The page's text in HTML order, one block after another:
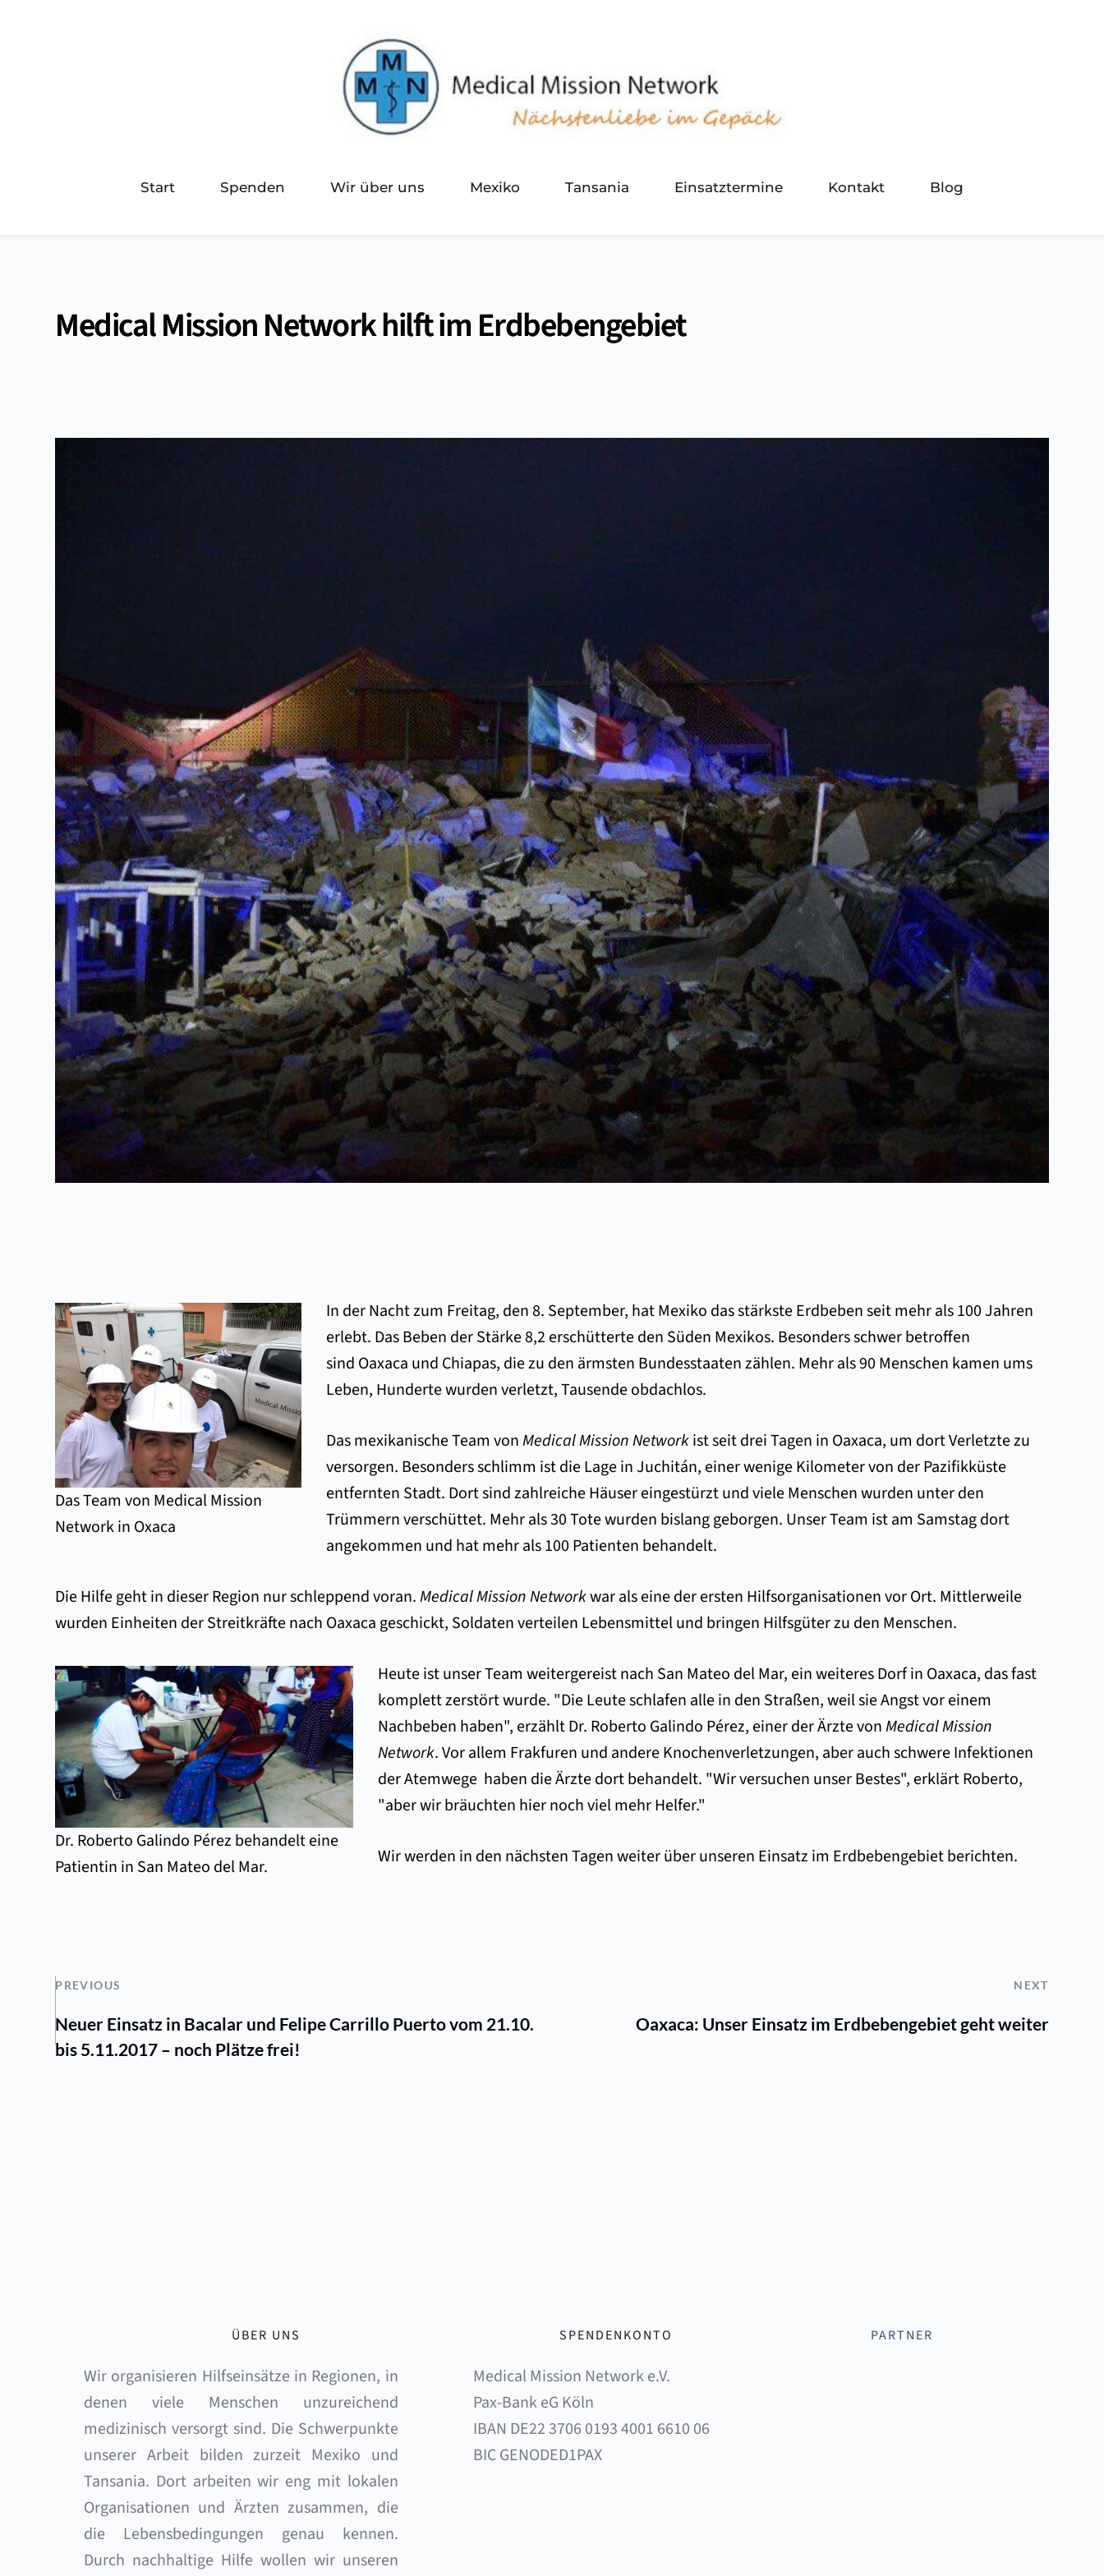
Start Spenden Wir über uns Mexiko Tansania Einsatztermine Kontakt Blog
Medical Mission Network hilft im Erdbebengebiet
Das Team von Medical Mission
Network in Oxaca
In der Nacht zum Freitag, den 8. September, hat Mexiko das stärkste Erdbeben seit mehr als 100 Jahren
erlebt. Das Beben der Stärke 8,2 erschütterte den Süden Mexikos. Besonders schwer betroffen
sind Oaxaca und Chiapas, die zu den ärmsten Bundesstaaten zählen. Mehr als 90 Menschen kamen ums
Leben, Hunderte wurden verletzt, Tausende obdachlos.
Das mexikanische Team vonMedical Mission Networkist seit drei Tagen in Oaxaca, um dort Verletzte zu
versorgen. Besonders schlimm ist die Lage in Juchitán, einer wenige Kilometer von der Pazifikküste
entfernten Stadt. Dort sind zahlreiche Häuser eingestürzt und viele Menschen wurden unter den
Trümmern verschüttet. Mehr als 30 Tote wurden bislang geborgen. Unser Team ist am Samstag dort
angekommen und hat mehr als 100 Patienten behandelt.
Die Hilfe geht in dieser Region nur schleppend voran.Medical Mission Networkwar als eine der ersten Hilfsorganisationen vor Ort. Mittlerweile
wurden Einheiten der Streitkräfte nach Oaxaca geschickt, Soldaten verteilen Lebensmittel und bringen Hilfsgüter zu den Menschen.
Dr. Roberto Galindo Pérez behandelt eine
Patientin in San Mateo del Mar.
Heute ist unser Team weitergereist nach San Mateo del Mar, ein weiteres Dorf in Oaxaca, das fast
komplett zerstört wurde. "Die Leute schlafen alle in den Straßen, weil sie Angst vor einem
Nachbeben haben", erzählt Dr. Roberto Galindo Pérez, einer der Ärzte vonMedical Mission
Network. Vor allem Frakfuren und andere Knochenverletzungen, aber auch schwere Infektionen
der Atemwege haben die Ärzte dort behandelt. "Wir versuchen unser Bestes", erklärt Roberto,
"aber wir bräuchten hier noch viel mehr Helfer."
Wir werden in den nächsten Tagen weiter über unseren Einsatz im Erdbebengebiet berichten.
PREVIOUS NEXT
Neuer Einsatz in Bacalar und Felipe Carrillo Puerto vom 21.10.
bis 5.11.2017 – noch Plätze frei!
Oaxaca: Unser Einsatz im Erdbebengebiet geht weiter
ÜBER UNS
Wir organisieren Hilfseinsätze in Regionen, in
denen viele Menschen unzureichend
medizinisch versorgt sind. Die Schwerpunkte
unserer Arbeit bilden zurzeit Mexiko und
Tansania. Dort arbeiten wir eng mit lokalen
Organisationen und Ärzten zusammen, die
die Lebensbedingungen genau kennen.
Durch nachhaltige Hilfe wollen wir unseren
SPENDENKONTO
Medical Mission Network e.V.
Pax-Bank eG Köln
IBAN DE22 3706 0193 4001 6610 06
BIC GENODED1PAX
PARTNER